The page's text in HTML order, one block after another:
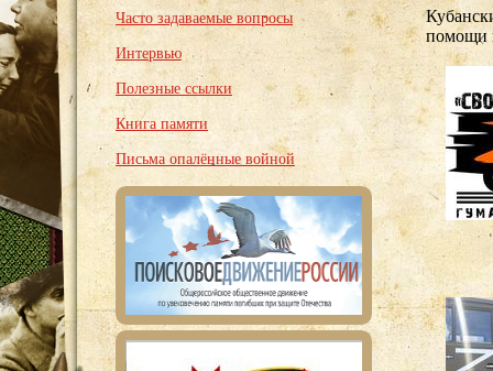
Часто задаваемые вопросы
Интервью
Полезные ссылки
Книга памяти
Письма опалённые войной
помощи